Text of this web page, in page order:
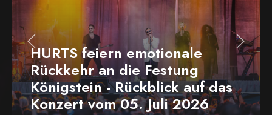
HURTS feiern emotionale
Rückkehr an die Festung
Königstein - Rückblick auf das
Konzert vom 05. Juli 2026